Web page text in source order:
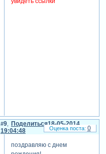
Поделиться
9
18-05-2014
19:04:48
поздравляю с днем
0